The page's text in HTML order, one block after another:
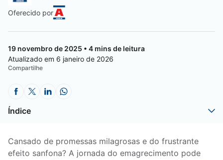
Oferecido por
19 novembro de 2025 • 4 mins de leitura
Atualizado em 6 janeiro de 2026
Compartilhe
Índice
Cansado de promessas milagrosas e do frustrante
efeito sanfona? A jornada do emagrecimento pode